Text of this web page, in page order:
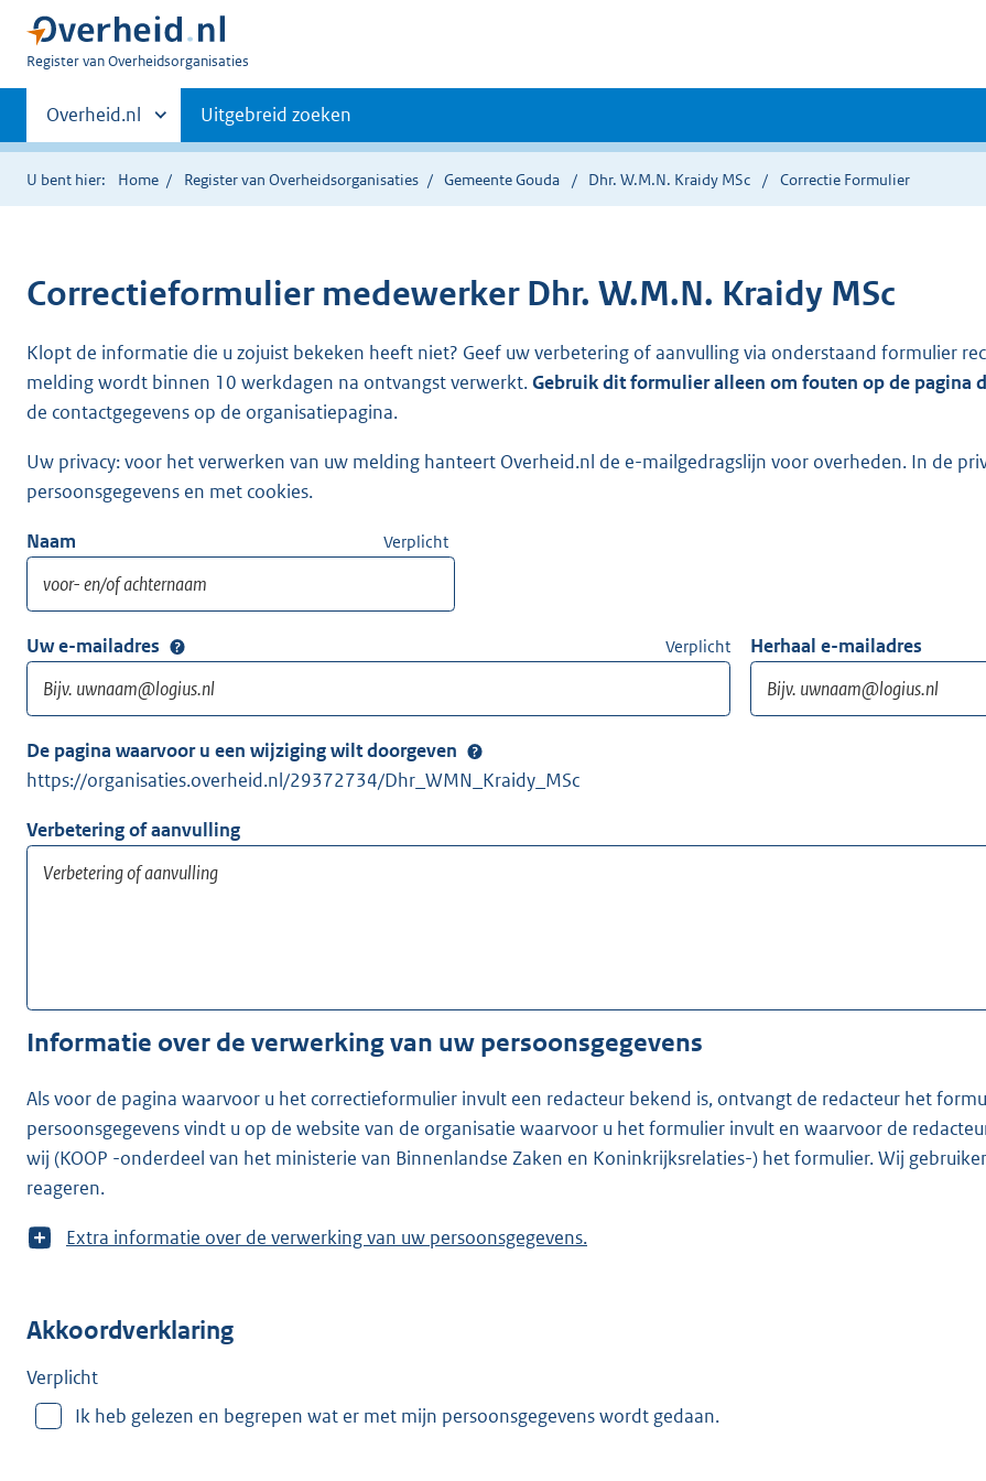
U
Register van Overheidsorganisaties
Primaire
navigatie
Andere
sites
binnen
Overheid.nl Uitgebreid zoeken
U bent hier: Home Register van Overheidsorganisaties Gemeente Gouda Dhr. W.M.N. Kraidy MSc Correctie Formulier
Correctieformulier medewerker Dhr. W.M.N. Kraidy MSc
Klopt de informatie die u zojuist bekeken heeft niet? Geef uw verbetering of aanvulling via onderstaand formulier
melding wordt binnen 10 werkdagen na ontvangst verwerkt.Gebruik dit formulier alleen om fouten op de pagina
de contactgegevens op de organisatiepagina.
Uw privacy: voor het verwerken van uw melding hanteert Overheid.nl de e-mailgedragslijn voor overheden. In de
persoonsgegevens en met cookies.
Naam Verplicht
Uw e-mailadres Verplicht Herhaal e-mailadres
De pagina waarvoor u een wijziging wilt doorgeven
https://organisaties.overheid.nl/29372734/Dhr_WMN_Kraidy_MSc
Verbetering of aanvulling
Informatie over de verwerking van uw persoonsgegevens
Als voor de pagina waarvoor u het correctieformulier invult een redacteur bekend is, ontvangt de redacteur het
persoonsgegevens vindt u op de website van de organisatie waarvoor u het formulier invult en waarvoor de redacteur werkzaam is. Is de redacteur niet
wij (KOOP -onderdeel van het ministerie van Binnenlandse Zaken en Koninkrijksrelaties-) het formulier. Wij
reageren.
T
m
e
Extra informatie over de verwerking van uw persoonsgegevens.
Akkoordverklaring
Verplicht
Ik heb gelezen en begrepen wat er met mijn persoonsgegevens wordt gedaan.